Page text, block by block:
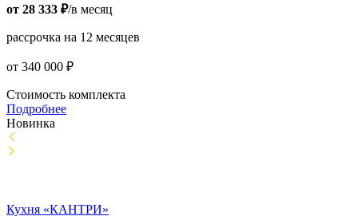
от 28 333 ₽/в месяц
рассрочка на 12 месяцев
от 340 000 ₽
Стоимость комплекта
Подробнее
Новинка
Кухня «КАНТРИ»